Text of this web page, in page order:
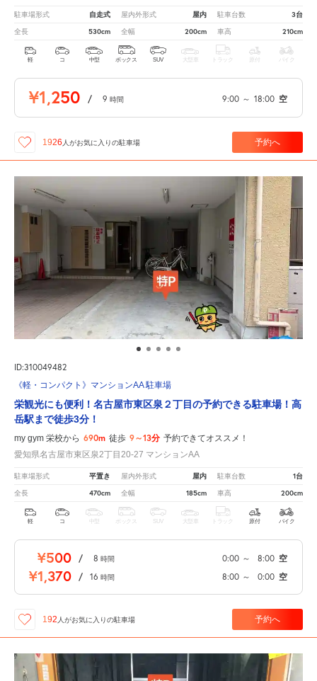
駐車場形式 自走式 屋内外形式 屋内 駐車台数 3台
全長 530cm 全幅 200cm 車高 210cm
軽 コ 中型 ボックス SUV 大型車 トラック 原付 バイク
¥1,250 / 9 時間 9:00 ～ 18:00 空
1926 人がお気に入りの駐車場 予約へ
ID:310049482
《軽・コンパクト》マンションAA 駐車場
栄観光にも便利！名古屋市東区泉２丁目の予約できる駐車場！高
岳駅まで徒歩3分！
my gym 栄校から 690m 徒歩 9～13分 予約できてオススメ！
愛知県名古屋市東区泉2丁目20-27 マンションAA
駐車場形式 平置き 屋内外形式 屋内 駐車台数 1台
全長 470cm 全幅 185cm 車高 200cm
軽 コ 中型 ボックス SUV 大型車 トラック 原付 バイク
¥500 / 8 時間 0:00 ～ 8:00 空
¥1,370 / 16 時間 8:00 ～ 0:00 空
192 人がお気に入りの駐車場 予約へ